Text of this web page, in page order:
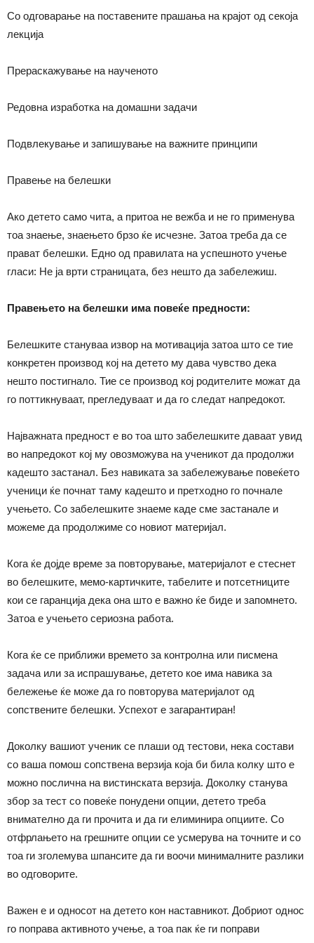
Со одговарање на поставените прашања на крајот од секоја
лекција
Прераскажување на наученото
Редовна изработка на домашни задачи
Подвлекување и запишување на важните принципи
Правење на белешки
Ако детето само чита, а притоа не вежба и не го применува
тоа знаење, знаењето брзо ќе исчезне. Затоа треба да се
прават белешки. Едно од правилата на успешното учење
гласи: Не ја врти страницата, без нешто да забележиш.
Правењето на белешки има повеќе предности:
Белешките стануваа извор на мотивација затоа што се тие
конкретен производ кој на детето му дава чувство дека
нешто постигнало. Тие се производ кој родителите можат да
го поттикнуваат, прегледуваат и да го следат напредокот.
Најважната предност е во тоа што забелешките даваат увид
во напредокот кој му овозможува на ученикот да продолжи
кадешто застанал. Без навиката за забележување повеќето
ученици ќе почнат таму кадешто и претходно го почнале
учењето. Со забелешките знаеме каде сме застанале и
можеме да продолжиме со новиот материјал.
Кога ќе дојде време за повторување, материјалот е стеснет
во белешките, мемо-картичките, табелите и потсетниците
кои се гаранција дека она што е важно ќе биде и запомнето.
Затоа е учењето сериозна работа.
Кога ќе се приближи времето за контролна или писмена
задача или за испрашување, детето кое има навика за
бележење ќе може да го повторува материјалот од
сопствените белешки. Успехот е загарантиран!
Доколку вашиот ученик се плаши од тестови, нека состави
со ваша помош сопствена верзија која би била колку што е
можно послична на вистинската верзија. Доколку станува
збор за тест со повеќе понудени опции, детето треба
внимателно да ги прочита и да ги елиминира опциите. Со
отфрлањето на грешните опции се усмерува на точните и со
тоа ги зголемува шпансите да ги воочи минималните разлики
во одговорите.
Важен е и односот на детето кон наставникот. Добриот однос
го поправа активното учење, а тоа пак ќе ги поправи